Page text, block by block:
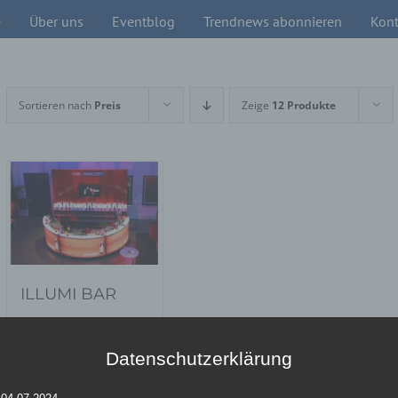
Über uns Eventblog Trendnews abonnieren
Sortieren nach Preis Zeige 12 Produkte
ILLUMI BAR
Datenschutzerklärung